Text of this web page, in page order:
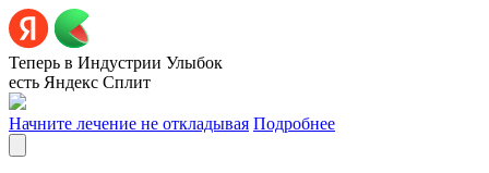
Теперь в Индустрии Улыбок
есть Яндекс Сплит
Начните лечение не откладывая Подробнее